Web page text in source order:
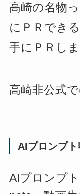
高崎の名物
にＰＲでき
手にＰＲしま
高崎非公式
AIプロンプ
AIプロンプ